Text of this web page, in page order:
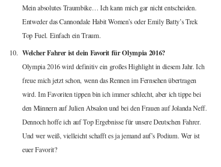
Mein absolutes Traumbike… Ich kann mich gar nicht entscheiden.
Entweder das Cannondale Habit Women’s oder Emily Batty’s Trek
Top Fuel. Einfach ein Traum.
Welcher Fahrer ist dein Favorit für Olympia 2016?
Olympia 2016 wird definitiv ein großes Highlight in diesem Jahr. Ich
freue mich jetzt schon, wenn das Rennen im Fernsehen übertragen
wird. Im Favoriten tippen bin ich immer schlecht, aber ich tippe bei
den Männern auf Julien Absalon und bei den Frauen auf Jolanda Neff.
Dennoch hoffe ich auf Top Ergebnisse für unsere Deutschen Fahrer.
Und wer weiß, vielleicht schafft es ja jemand auf’s Podium. Wer ist
euer Favorit?